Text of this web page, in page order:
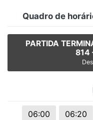
Quadro de
PARTIDA
814
06:00 06:20